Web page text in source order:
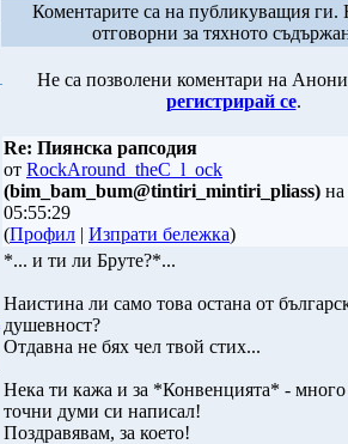
Коментарите са на публикуващия ги.
отговорни за тяхното
Не са позволени коментари на
регистрирай се.
Re: Пиянска рапсодия
от RockAround_theC_l_ock
(bim_bam_bum@tintiri_mintiri_pliass) на
05:55:29
(Профил | Изпрати бележка)
*... и ти ли Бруте?*...
Наистина ли само това остана от
душевност?
Отдавна не бях чел твой стих...
Нека ти кажа и за *Конвенцията* -
точни думи си написал!
Поздравявам, за което!